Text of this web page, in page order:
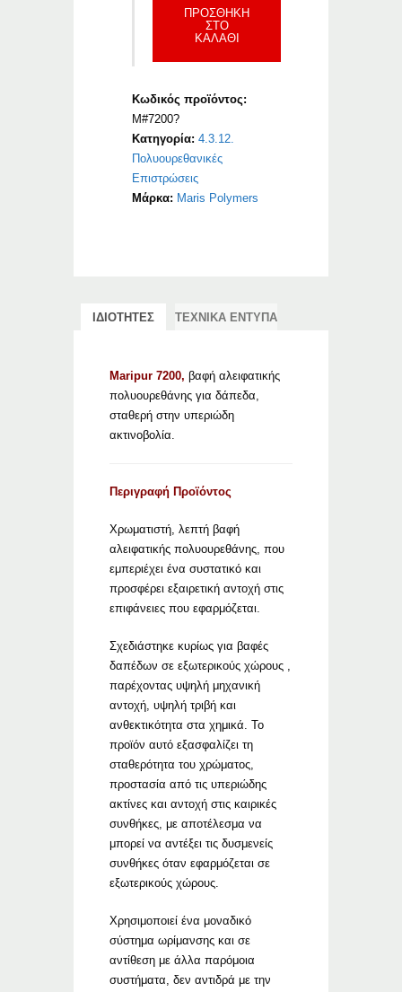
ΠΡΟΣΘΉΚΗ
ΣΤΟ
ΚΑΛΆΘΙ
Κωδικός προϊόντος:
M#7200?
Κατηγορία:4.3.12.
Πολυουρεθανικές
Επιστρώσεις
Μάρκα: Maris Polymers
ΙΔΙΟΤΗΤΕΣ ΤΕΧΝΙΚΑ ΕΝΤΥΠΑ
Maripur 7200,βαφή αλειφατικής
πολυουρεθάνης για δάπεδα,
σταθερή στην υπεριώδη
ακτινοβολία.
Περιγραφή Προϊόντος
Χρωματιστή, λεπτή βαφή
αλειφατικής πολυουρεθάνης, που
εμπεριέχει ένα συστατικό και
προσφέρει εξαιρετική αντοχή στις
επιφάνειες που εφαρμόζεται.
Σχεδιάστηκε κυρίως για βαφές
δαπέδων σε εξωτερικούς χώρους ,
παρέχοντας υψηλή μηχανική
αντοχή, υψηλή τριβή και
ανθεκτικότητα στα χημικά. Το
προϊόν αυτό εξασφαλίζει τη
σταθερότητα του χρώματος,
προστασία από τις υπεριώδης
ακτίνες και αντοχή στις καιρικές
συνθήκες, με αποτέλεσμα να
μπορεί να αντέξει τις δυσμενείς
συνθήκες όταν εφαρμόζεται σε
εξωτερικούς χώρους.
Χρησιμοποιεί ένα μοναδικό
σύστημα ωρίμανσης και σε
αντίθεση με άλλα παρόμοια
συστήματα, δεν αντιδρά με την